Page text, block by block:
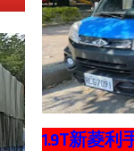
1.9T新菱利